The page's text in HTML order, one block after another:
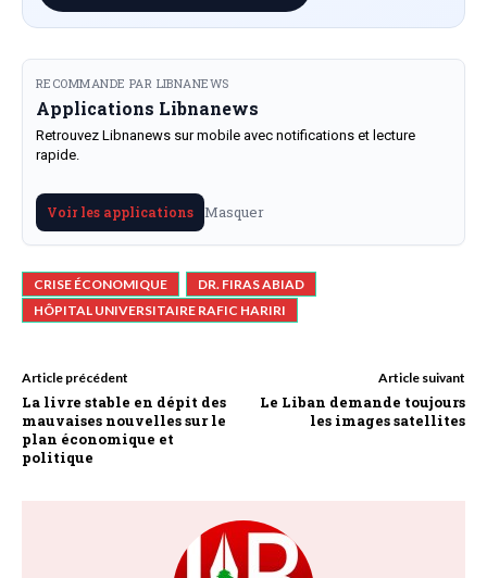
RECOMMANDE PAR LIBNANEWS
Applications Libnanews
Retrouvez Libnanews sur mobile avec notifications et lecture
rapide.
Voir les applications Masquer
CRISE ÉCONOMIQUE
DR. FIRAS ABIAD
HÔPITAL UNIVERSITAIRE RAFIC HARIRI
Article précédent
La livre stable en dépit des
mauvaises nouvelles sur le
plan économique et
politique
Article suivant
Le Liban demande toujours
les images satellites